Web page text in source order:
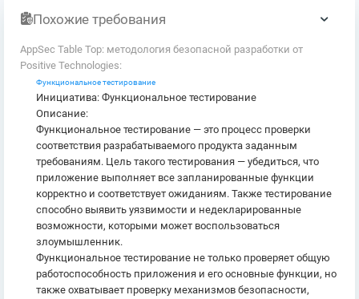
Похожие требования
AppSec Table Top: методология безопасной разработки от
Positive Technologies:
Функциональное тестирование
Инициатива: Функциональное тестирование
Описание:
Функциональное тестирование — это процесс проверки
соответствия разрабатываемого продукта заданным
требованиям. Цель такого тестирования — убедиться, что
приложение выполняет все запланированные функции
корректно и соответствует ожиданиям. Также тестирование
способно выявить уязвимости и недекларированные
возможности, которыми может воспользоваться
злоумышленник.
Функциональное тестирование не только проверяет общую
работоспособность приложения и его основные функции, но
также охватывает проверку механизмов безопасности,